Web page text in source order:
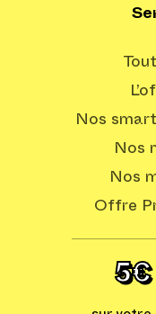
Nos
Nos
Nos
Offre
5€